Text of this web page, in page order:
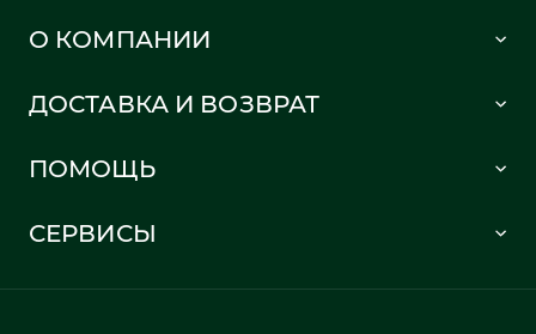
О КОМПАНИИ
Политика в отношении обработки персональных данных
ДОСТАВКА И ВОЗВРАТ
Информация о доставке
Правила возврата
ПОМОЩЬ
Карта сайта
СЕРВИСЫ